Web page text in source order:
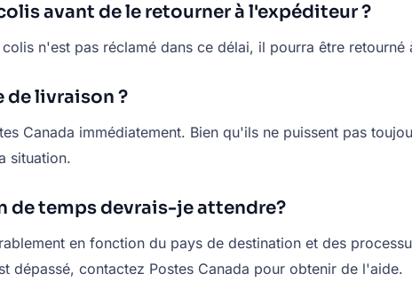
avant de le retourner à l'expéditeur ?
n'est pas réclamé dans ce délai, il pourra être retourné
de livraison ?
Canada immédiatement. Bien qu'ils ne puissent pas
situation.
de temps devrais-je attendre?
en fonction du pays de destination et des
dépassé, contactez Postes Canada pour obtenir de l'aide.